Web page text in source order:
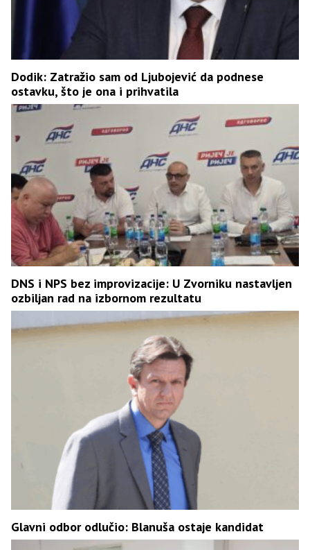
Dodik: Zatražio sam od Ljubojević da podnese
ostavku, što je ona i prihvatila
DNS i NPS bez improvizacije: U Zvorniku nastavljen
ozbiljan rad na izbornom rezultatu
Glavni odbor odlučio: Blanuša ostaje kandidat